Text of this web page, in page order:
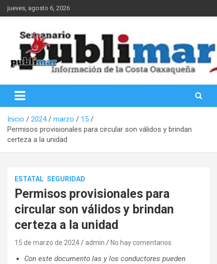
Saltar
al
jueves, agosto 6, 2026
PubliMar
Inicio 2024 marzo
15
Permisos provisionales para circular son válidos y brindan
certeza a la unidad
ESTATAL SEGURIDAD
Permisos provisionales para
circular son válidos y brindan
certeza a la unidad
15 de marzo de 2024 admin No hay comentarios
Con este documento las y los conductores pueden